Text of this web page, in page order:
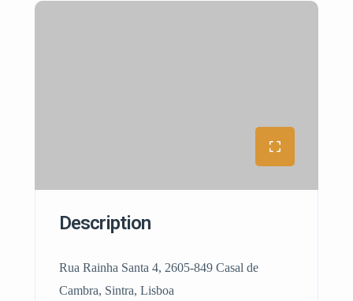
Description
Rua Rainha Santa 4, 2605-849 Casal de
Cambra, Sintra, Lisboa